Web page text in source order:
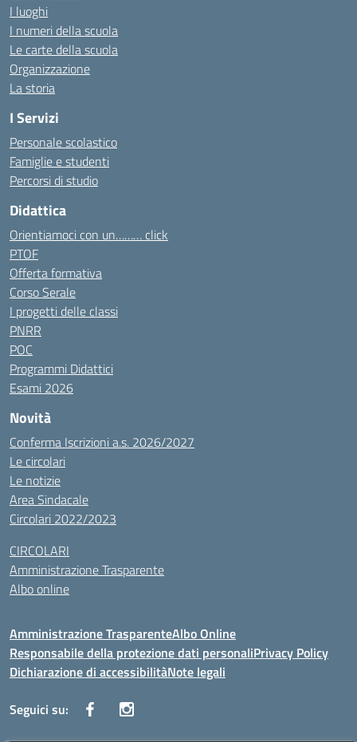
I luoghi
I numeri della scuola
Le carte della scuola
Organizzazione
La storia
I Servizi
Personale scolastico
Famiglie e studenti
Percorsi di studio
Didattica
Orientiamoci con un……… click
PTOF
Offerta formativa
Corso Serale
I progetti delle classi
PNRR
POC
Programmi Didattici
Esami 2026
Novità
Conferma Iscrizioni a.s. 2026/2027
Le circolari
Le notizie
Area Sindacale
Circolari 2022/2023
CIRCOLARI
Amministrazione Trasparente
Albo online
Amministrazione TrasparenteAlbo Online
Responsabile della protezione dati personaliPrivacy Policy
Dichiarazione di accessibilitàNote legali
Seguici su: